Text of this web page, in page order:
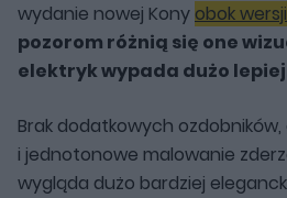
wydanie nowej Kony obok
pozorom różnią się one
elektryk wypada dużo
Brak dodatkowych ozdobników,
i jednotonowe malowanie
wygląda dużo bardziej